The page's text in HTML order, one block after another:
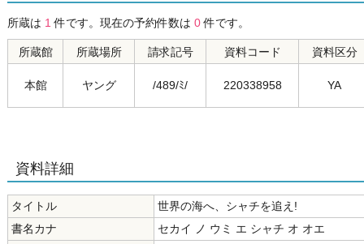
所蔵は 1 件です。現在の予約件数は 0件です。
所蔵館 所蔵場所 請求記号 資料コード 資料区分
本館 ヤング /489/ﾐ/ 220338958 YA
資料詳細
タイトル
世界の海へ、シャチを追え!
書名カナ
セカイ ノ ウミ エ シャチ オ オエ